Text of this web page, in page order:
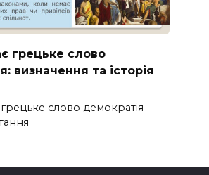
грецьке слово
визначення та історія
слово демократія